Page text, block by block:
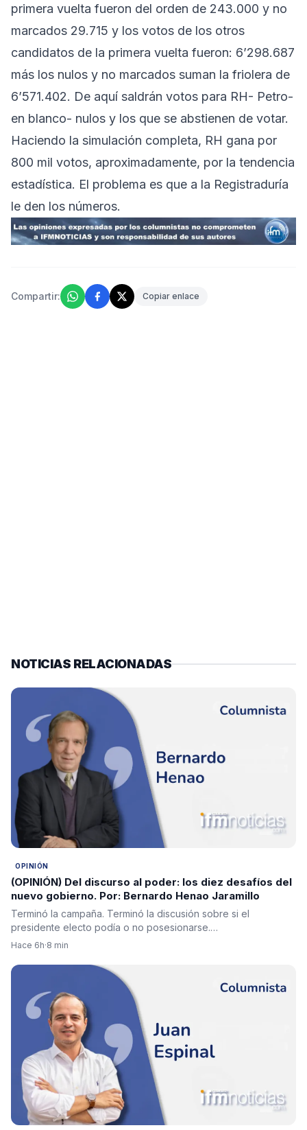
primera vuelta fueron del orden de 243.000 y no
marcados 29.715 y los votos de los otros
candidatos de la primera vuelta fueron: 6’298.687
más los nulos y no marcados suman la friolera de
6’571.402. De aquí saldrán votos para RH- Petro-
en blanco- nulos y los que se abstienen de votar.
Haciendo la simulación completa, RH gana por
800 mil votos, aproximadamente, por la tendencia
estadística. El problema es que a la Registraduría
le den los números.
Compartir: Copiar enlace
NOTICIAS RELACIONADAS
OPINIÓN
(OPINIÓN) Del discurso al poder: los diez desafíos del
Terminó la campaña. Terminó la discusión sobre si el
presidente electo podía o no posesionarse.…
Hace 6h·8 min